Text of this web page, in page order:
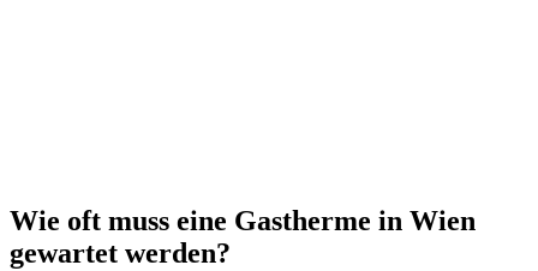
Wie oft muss eine Gastherme in Wien
gewartet werden?